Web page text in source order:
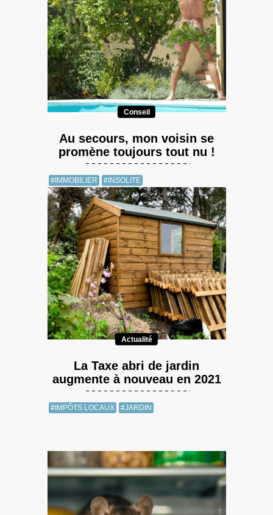
Conseil
Au secours, mon voisin se
promène toujours tout nu !
#IMMOBILIER #INSOLITE
Actualité
La Taxe abri de jardin
augmente à nouveau en 2021
#IMPÔTS LOCAUX #JARDIN